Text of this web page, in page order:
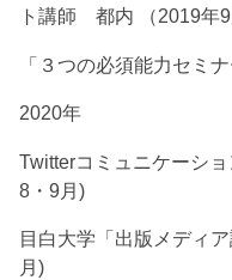
ト講師 都内 （2019年9
「３つの必須能力セミ
2020年
Twitterコミュニケーシ
8・9月)
目白大学「出版メディ
月)